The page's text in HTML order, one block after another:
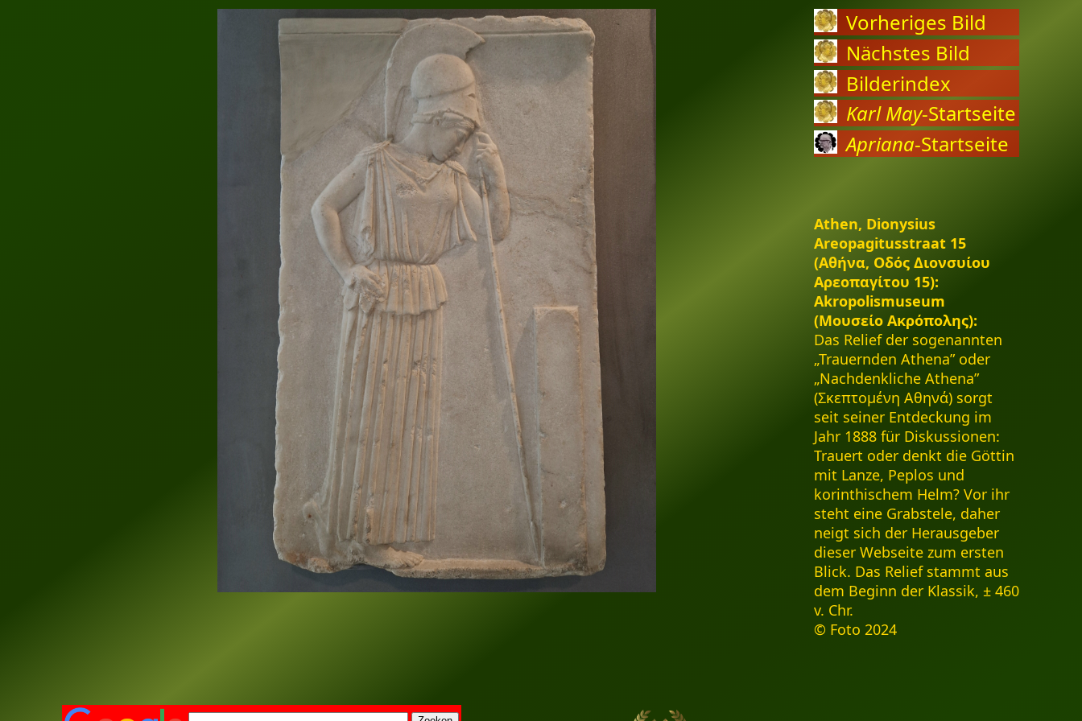
Vorheriges Bild
Nächstes Bild
Bilderindex
Karl May-Startseite
Apriana-Startseite
Athen, Dionysius
Areopagitusstraat 15
(Αθήνα, Οδός Διονσυίου
Αρεοπαγίτου 15):
Akropolismuseum
(Μουσείο Ακρόπολης):
Das Relief der sogenannten
„Trauernden Athena” oder
„Nachdenkliche Athena”
(Σκεπτομένη Αθηνά) sorgt
seit seiner Entdeckung im
Jahr 1888 für Diskussionen:
Trauert oder denkt die Göttin
mit Lanze, Peplos und
korinthischem Helm? Vor ihr
steht eine Grabstele, daher
neigt sich der Herausgeber
dieser Webseite zum ersten
Blick. Das Relief stammt aus
dem Beginn der Klassik, ± 460
v. Chr.
© Foto 2024